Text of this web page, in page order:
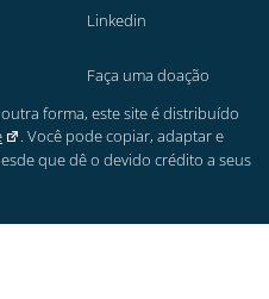
Linkedin
Faça uma doação
forma, este site é distribuído
. Você pode copiar, adaptar e
que dê o devido crédito a seus